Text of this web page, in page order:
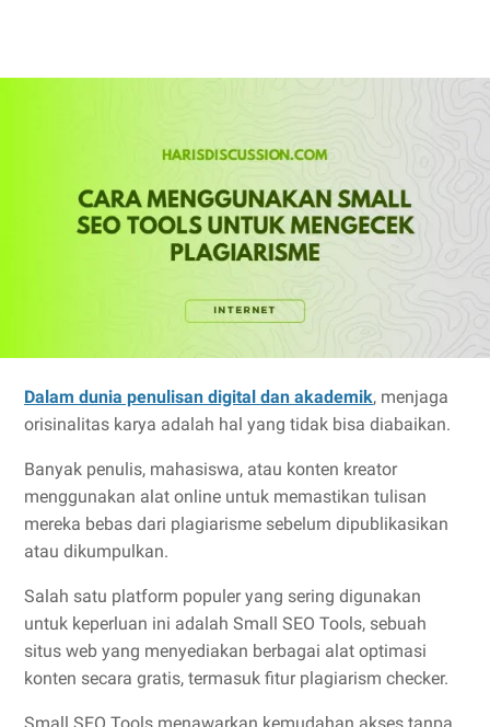
Dalam dunia penulisan digital dan akademik, menjaga
orisinalitas karya adalah hal yang tidak bisa diabaikan.
Banyak penulis, mahasiswa, atau konten kreator
menggunakan alat online untuk memastikan tulisan
mereka bebas dari plagiarisme sebelum dipublikasikan
atau dikumpulkan.
Salah satu platform populer yang sering digunakan
untuk keperluan ini adalah Small SEO Tools, sebuah
situs web yang menyediakan berbagai alat optimasi
konten secara gratis, termasuk fitur plagiarism checker.